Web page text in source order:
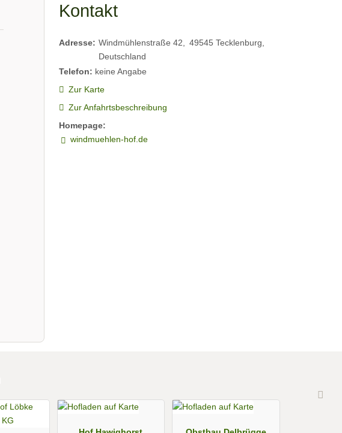
Kontakt
Adresse: Windmühlenstraße 42 49545 Tecklenburg
Deutschland
Telefon: keine Angabe
Zur Karte
Zur Anfahrtsbeschreibung
Homepage:
windmuehlen-hof.de